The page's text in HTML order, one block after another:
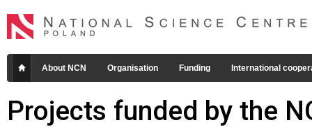
About NCN Organisation Funding International
Projects funded by the